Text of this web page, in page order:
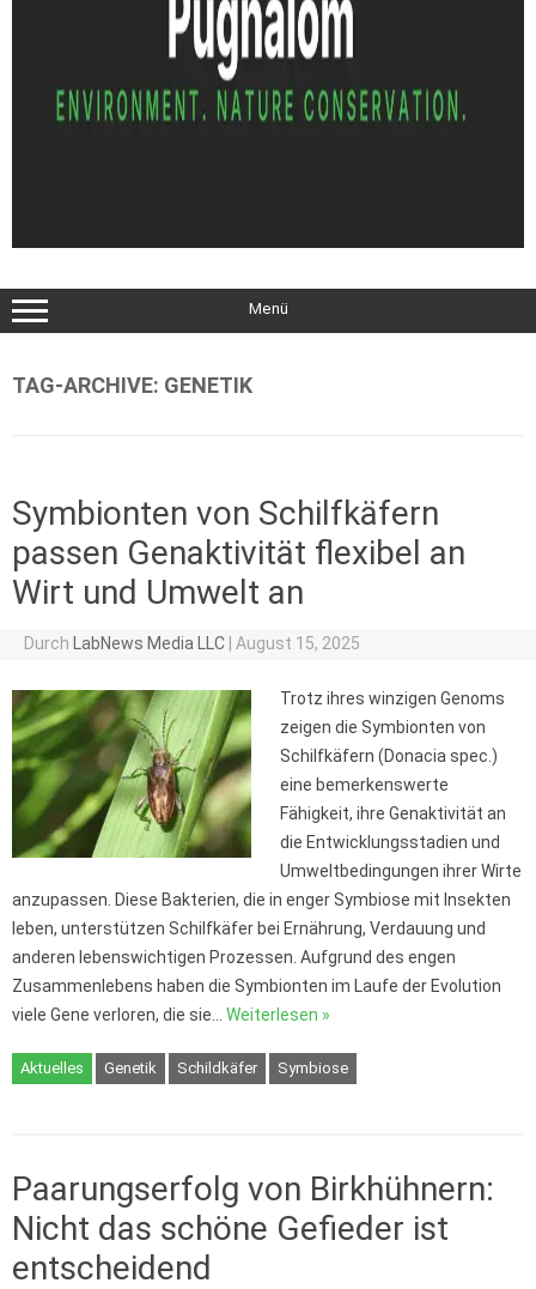
Menü
TAG-ARCHIVE: GENETIK
Symbionten von Schilfkäfern
passen Genaktivität flexibel an
Wirt und Umwelt an
Durch LabNews Media LLC August 15, 2025
Trotz ihres winzigen Genoms
zeigen die Symbionten von
Schilfkäfern (Donacia spec.)
eine bemerkenswerte
Fähigkeit, ihre Genaktivität an
die Entwicklungsstadien und
Umweltbedingungen ihrer Wirte
anzupassen. Diese Bakterien, die in enger Symbiose mit Insekten
leben, unterstützen Schilfkäfer bei Ernährung, Verdauung und
anderen lebenswichtigen Prozessen. Aufgrund des engen
Zusammenlebens haben die Symbionten im Laufe der Evolution
viele Gene verloren, die sie… Weiterlesen »
Aktuelles Genetik Schildkäfer Symbiose
Paarungserfolg von Birkhühnern:
Nicht das schöne Gefieder ist
entscheidend